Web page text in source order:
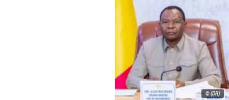
© (DR)